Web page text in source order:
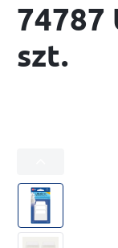
Wizytówki i
Identyfikatory
Office & Home
74787
szt.